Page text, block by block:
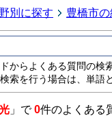
別に探す 豊橋市の
からよくある質問の検
索を行う場合は、単語
」で0件のよくある